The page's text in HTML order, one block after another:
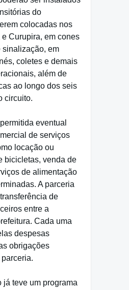
do
colocadas nos
Curupira, em cones
sinalização, em
coletes e demais
além de
ao longo dos seis
circuito.
eventual
de serviços
locação ou
bicicletas, venda de
de alimentação
A parceria
de
entre a
Cada uma
despesas
obrigações
já teve um programa